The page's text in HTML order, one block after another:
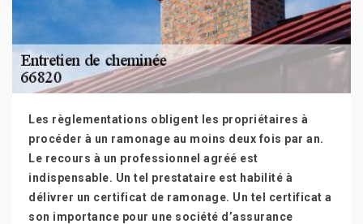
Les règlementations obligent les propriétaires à
procéder à un ramonage au moins deux fois par an.
Le recours à un professionnel agréé est
indispensable. Un tel prestataire est habilité à
délivrer un certificat de ramonage. Un tel certificat a
son importance pour une société d’assurance